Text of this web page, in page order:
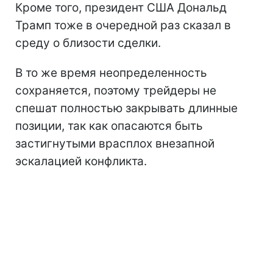
Кроме того, президент США Дональд
Трамп тоже в очередной раз сказал в
среду о близости сделки.
В то же время неопределенность
сохраняется, поэтому трейдеры не
спешат полностью закрывать длинные
позиции, так как опасаются быть
застигнутыми врасплох внезапной
эскалацией конфликта.